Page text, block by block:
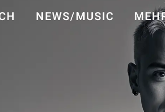
NEWS/MUSIC